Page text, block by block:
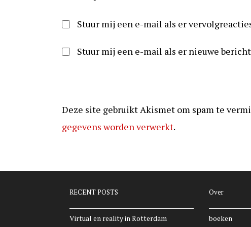
kunnen
reageren
Stuur mij een e-mail als er
Stuur mij een e-mail als er nieuwe
Deze site gebruikt Akismet om spam te
gegevens worden verwerkt.
RECENT POSTS
Virtual en reality in Rotterdam
Over
boeken